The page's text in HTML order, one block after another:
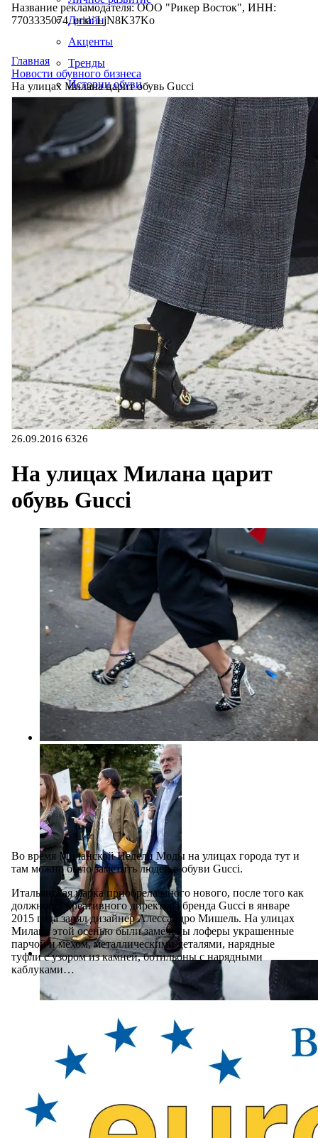
Дизайн
Акценты
Тренды
Истории обуви
Производство
Название рекламодателя: ООО "Рикер Восток", ИНН:
7703335074, erid: LjN8K37Ko
Главная
Новости обувного бизнеса
На улицах Милана царит обувь Gucci
26.09.2016 6326
На улицах Милана царит
обувь Gucci
Во время Миланской Недели Моды на улицах города тут и
там можно было заметить людей в обуви Gucci.
Итальянская марка приобрела много нового, после того как
должность креативного директора бренда Gucci в январе
2015 года занял дизайнер Алессандро Мишель. На улицах
Милана этой осенью были замечены лоферы украшенные
парчой и мехом, металлическими деталями, нарядные
туфли с узором из камней, ботильоны с нарядными
каблуками…